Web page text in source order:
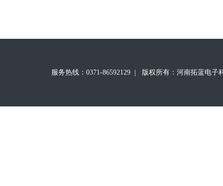
服务热线：0371-86592129 版权所有：河南拓蓝电子